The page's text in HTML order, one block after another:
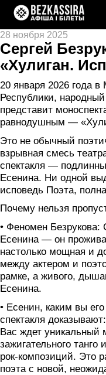
28 ноября 2025
Сергей
«Хулиган.
20 января 2026 года
Республики,
представит
равнодушным —
Это не обычный
взрывная смесь
спектакля —
Есенина. Ни одной
исповедь Поэта,
Почему нельзя
• Феномен Безрукова:
Есенина — он
настолько мощная и
между актером и
рамке, а живого,
Есенина.
• Есенин, каким вы
спектакля
Вас ждет уникальный
зажигательного
рок-композиций. Это
поэта с новой,